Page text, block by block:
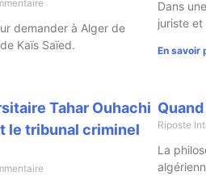
demander à Alger de
Kaïs Saïed.
Dans
juriste et
En savoir
Tahar Ouhachi
le tribunal criminel
Riposte
La